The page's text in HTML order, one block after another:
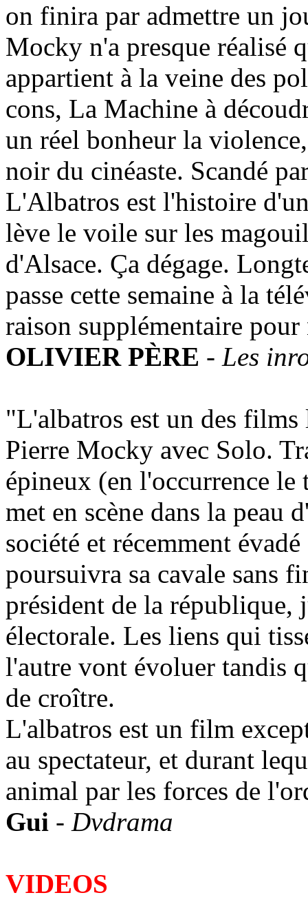
on finira par admettre un
Mocky n'a presque réalisé
appartient à la veine des
cons, La Machine à
un réel bonheur la
noir du cinéaste. Scandé
L'Albatros est l'histoire
lève le voile sur les
d'Alsace. Ça dégage.
passe cette semaine à la
raison supplémentaire pour
OLIVIER PÈRE - Les
"L'albatros est un des films
Pierre Mocky avec Solo.
épineux (en l'occurrence le
met en scène dans la
société et récemment
poursuivra sa cavale sans
président de la république,
électorale. Les liens qui
l'autre vont évoluer tandis
de croître.
L'albatros est un film
au spectateur, et durant
animal par les forces de
Gui - Dvdrama
VIDEOS